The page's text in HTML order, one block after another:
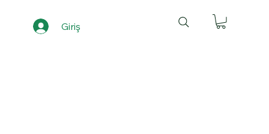
Giriş
Ürünlerimiz